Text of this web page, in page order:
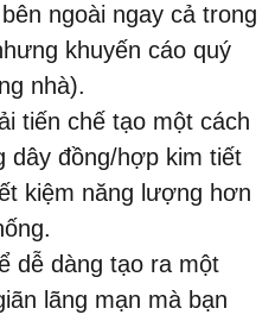
ngoài ngay cả trong
khuyến cáo quý
nhà).
tiến chế tạo một cách
dây đồng/hợp kim tiết
kiệm năng lượng hơn
dễ dàng tạo ra một
lãng mạn mà bạn